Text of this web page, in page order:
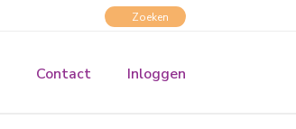
Contact Inloggen